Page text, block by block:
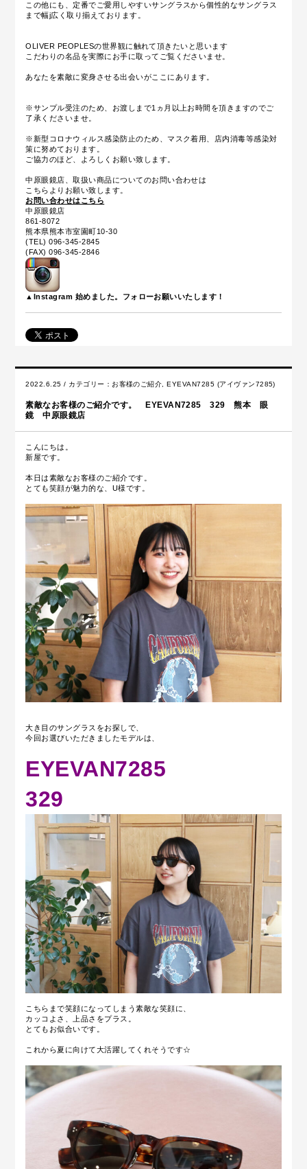
この他にも、定番でご愛用しやすいサングラスから個性的なサングラス
まで幅j広く取り揃えております。
OLIVER PEOPLESの世界観に触れて頂きたいと思います
こだわりの名品を実際にお手に取ってご覧くださいませ。
あなたを素敵に変身させる出会いがここにあります。
※サンプル受注のため、お渡しまで1ヵ月以上お時間を頂きますのでご
了承くださいませ。
※新型コロナウィルス感染防止のため、マスク着用、店内消毒等感染対
策に努めております。
ご協力のほど、よろしくお願い致します。
中原眼鏡店、取扱い商品についてのお問い合わせは
こちらよりお願い致します。
お問い合わせはこちら
中原眼鏡店
861-8072
熊本県熊本市室園町10-30
(TEL) 096-345-2845
(FAX) 096-345-2846
▲Instagram 始めました。フォローお願いいたします！
2022.6.25 / カテゴリー： お客様のご紹介 ,EYEVAN7285 (アイヴァン7285)
素敵なお客様のご紹介です。 EYEVAN7285 329 熊本 眼
鏡 中原眼鏡店
こんにちは。
新屋です。
本日は素敵なお客様のご紹介です。
とても笑顔が魅力的な、U様です。
大き目のサングラスをお探しで、
今回お選びいただきましたモデルは、
EYEVAN7285
329
こちらまで笑顔になってしまう素敵な笑顔に、
カッコよさ、上品さをプラス。
とてもお似合いです。
これから夏に向けて大活躍してくれそうです☆